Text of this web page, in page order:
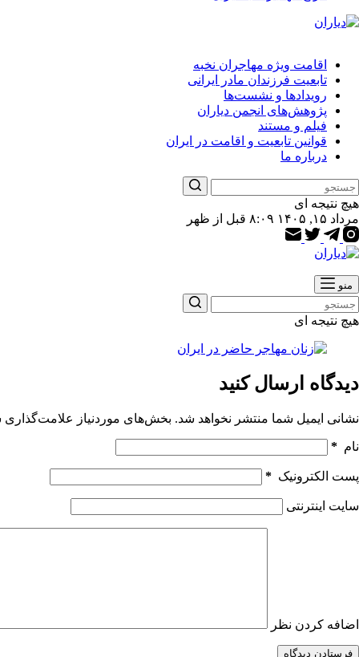
اقامت ویژه مهاجران نخبه
تابعیت فرزندان مادر ایرانی
رویدادها و نشست‌ها
پژوهش‌های انجمن دیاران
فیلم و مستند
قوانین تابعیت و اقامت در ایران
درباره ما
هیچ نتیجه ای
مرداد ۱۵, ۱۴۰۵ ۸:۰۹ قبل از ظهر
منو
هیچ نتیجه ای
دیدگاه ارسال کنید
نشانی ایمیل شما منتشر نخواهد شد. بخش‌های موردنیاز علامت‌گذاری
نام *
پست الکترونیک *
سایت اینترنتی
اضافه کردن نظر
فرستادن دیدگاه